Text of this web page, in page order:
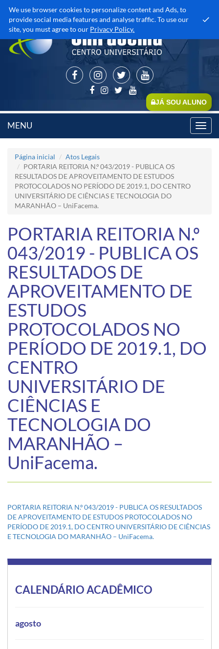
We use browser cookies to personalize content and Ads, to
provide social media features and analyse traffic. To use our
site, you must agree to our Privacy Policy.
JÁ SOU ALUNO
MENU
Página inicial
Atos Legais
PORTARIA REITORIA N.º 043/2019 - PUBLICA OS
RESULTADOS DE APROVEITAMENTO DE ESTUDOS
PROTOCOLADOS NO PERÍODO DE 2019.1, DO CENTRO
UNIVERSITÁRIO DE CIÊNCIAS E TECNOLOGIA DO
MARANHÃO – UniFacema.
PORTARIA REITORIA N.º
043/2019 - PUBLICA OS
RESULTADOS DE
APROVEITAMENTO DE
ESTUDOS
PROTOCOLADOS NO
PERÍODO DE 2019.1, DO
CENTRO
UNIVERSITÁRIO DE
CIÊNCIAS E
TECNOLOGIA DO
MARANHÃO –
UniFacema.
PORTARIA REITORIA N.º 043/2019 - PUBLICA OS RESULTADOS
DE APROVEITAMENTO DE ESTUDOS PROTOCOLADOS NO
PERÍODO DE 2019.1, DO CENTRO UNIVERSITÁRIO DE CIÊNCIAS
E TECNOLOGIA DO MARANHÃO – UniFacema.
CALENDÁRIO ACADÊMICO
agosto